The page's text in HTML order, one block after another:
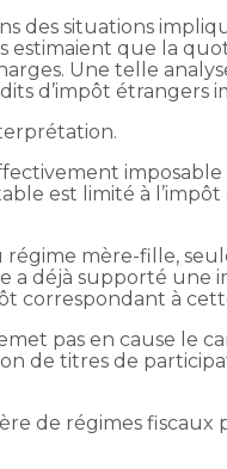
des situations
estimaient que la
Une telle
d’impôt étrangers
imposable
est limité à
régime mère-fille,
a déjà supporté une
correspondant à
pas en cause le
de titres de
de régimes fiscaux